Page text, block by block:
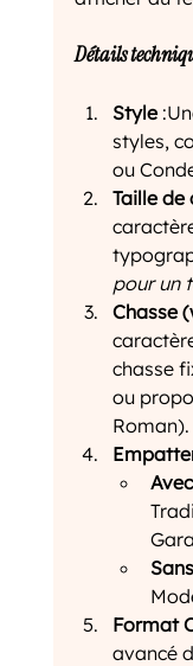
Détails
Style
styles,
ou
Taille de
pour un
Chasse
chasse
ou
Roman).
Format
avancé